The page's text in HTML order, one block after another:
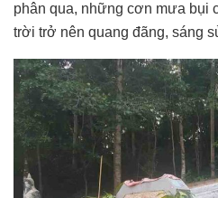
phân qua, những cơn mưa bụi
trời trở nên quang đãng, sáng